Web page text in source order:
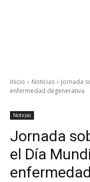
Inicio Noticias
Jornada
enfermedad degenerativa
Noticias
Jornada
el Día